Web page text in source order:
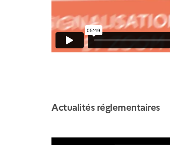
Actualités réglementaires